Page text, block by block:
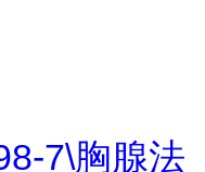
7\胸腺法